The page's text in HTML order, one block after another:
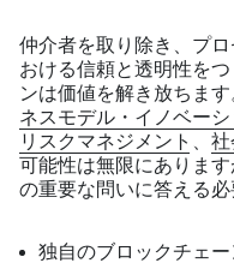
仲介者を取り除き、プ
おける信頼と透明性を
ンは価値を解き放ちま
ネスモデル・イノベーシ
リスクマネジメント
社
可能性は無限にありま
の重要な問いに答える必
独自のブロックチェ